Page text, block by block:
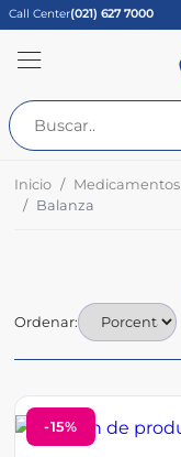
Call Center(021) 627 7000
Inicio Medicamentos
Balanza
Ordenar:
-15%